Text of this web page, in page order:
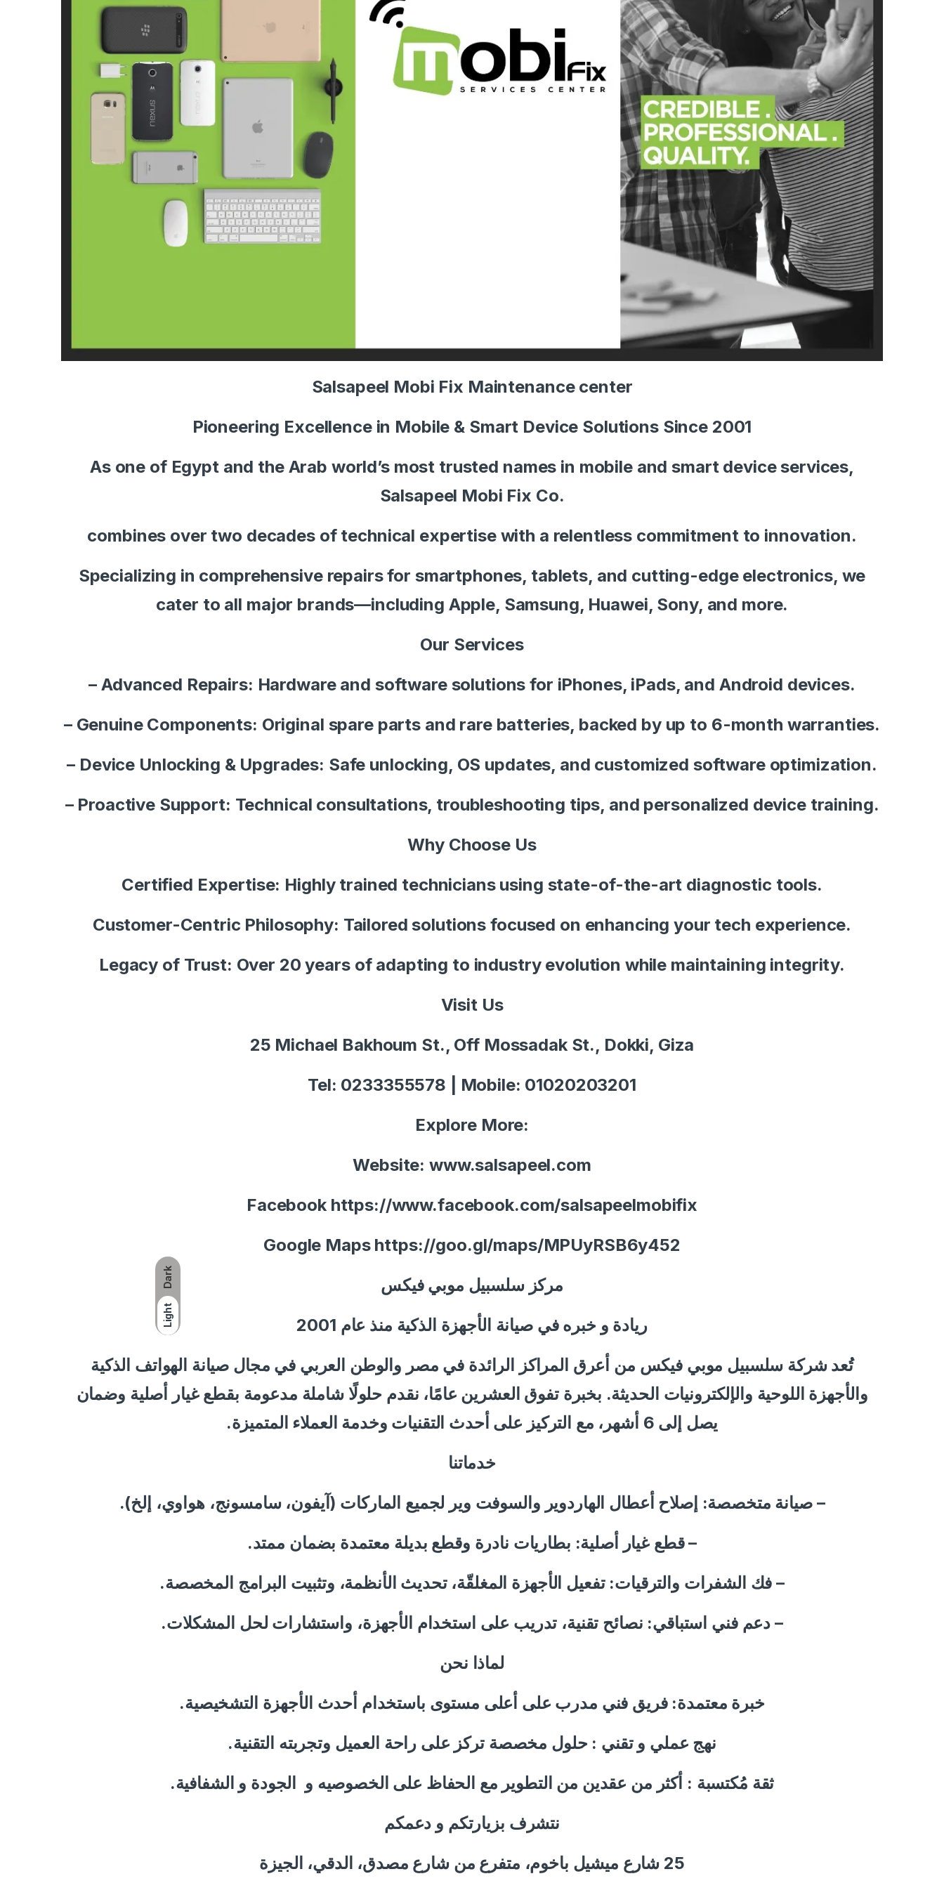
Dark
Light
Salsapeel Mobi Fix Maintenance center
Pioneering Excellence in Mobile & Smart Device Solutions Since 2001
As one of Egypt and the Arab world’s most trusted names in mobile and smart device services,
Salsapeel Mobi Fix Co.
combines over two decades of technical expertise with a relentless commitment to innovation.
Specializing in comprehensive repairs for smartphones, tablets, and cutting-edge electronics, we
cater to all major brands—including Apple, Samsung, Huawei, Sony, and more.
Our Services
– Advanced Repairs: Hardware and software solutions for iPhones, iPads, and Android devices.
– Genuine Components: Original spare parts and rare batteries, backed by up to 6-month warranties.
– Device Unlocking & Upgrades: Safe unlocking, OS updates, and customized software optimization.
– Proactive Support: Technical consultations, troubleshooting tips, and personalized device training.
Why Choose Us
Certified Expertise: Highly trained technicians using state-of-the-art diagnostic tools.
Customer-Centric Philosophy: Tailored solutions focused on enhancing your tech experience.
Legacy of Trust: Over 20 years of adapting to industry evolution while maintaining integrity.
Visit Us
25 Michael Bakhoum St., Off Mossadak St., Dokki, Giza
Tel: 0233355578 | Mobile: 01020203201
Explore More:
Website: www.salsapeel.com
Facebook https://www.facebook.com/salsapeelmobifix
Google Maps https://goo.gl/maps/MPUyRSB6y452
مركز سلسبيل موبي فيكس
ريادة و خبره في صيانة الأجهزة الذكية منذ عام 2001
تُعد شركة سلسبيل موبي فيكس من أعرق المراكز الرائدة في مصر والوطن العربي في مجال صيانة الهواتف الذكية
والأجهزة اللوحية والإلكترونيات الحديثة. بخبرة تفوق العشرين عامًا، نقدم حلولًا شاملة مدعومة بقطع غيار أصلية وضمان
يصل إلى 6 أشهر، مع التركيز على أحدث التقنيات وخدمة العملاء المتميزة.
خدماتنا
– صيانة متخصصة: إصلاح أعطال الهاردوير والسوفت وير لجميع الماركات (آيفون، سامسونج، هواوي، إلخ).
– قطع غيار أصلية: بطاريات نادرة وقطع بديلة معتمدة بضمان ممتد.
– فك الشفرات والترقيات: تفعيل الأجهزة المغلقّة، تحديث الأنظمة، وتثبيت البرامج المخصصة.
– دعم فني استباقي: نصائح تقنية، تدريب على استخدام الأجهزة، واستشارات لحل المشكلات.
لماذا نحن
خبرة معتمدة: فريق فني مدرب على أعلى مستوى باستخدام أحدث الأجهزة التشخيصية.
نهج عملي و تقني : حلول مخصصة تركز على راحة العميل وتجربته التقنية.
ثقة مُكتسبة : أكثر من عقدين من التطوير مع الحفاظ على الخصوصيه و
الجودة و الشفافية.
نتشرف بزيارتكم و دعمكم
25 شارع ميشيل باخوم، متفرع من شارع مصدق، الدقي، الجيزة